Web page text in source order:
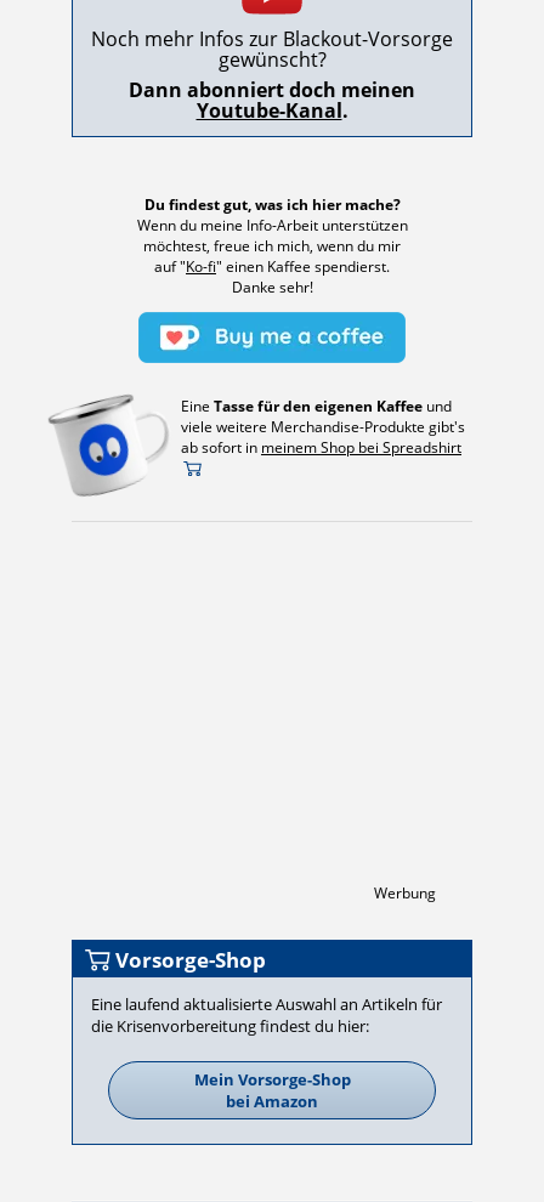
Noch mehr Infos zur Blackout-Vorsorge
gewünscht?
Dann abonniert doch meinen
Youtube-Kanal.
Du findest gut, was ich hier mache?
Wenn du meine Info-Arbeit unterstützen
möchtest, freue ich mich, wenn du mir
auf "Ko-fi" einen Kaffee spendierst.
Danke sehr!
Eine Tasse für den eigenen Kaffee und
viele weitere Merchandise-Produkte gibt's
ab sofort in meinem Shop bei Spreadshirt
Werbung
Vorsorge-Shop
Eine laufend aktualisierte Auswahl an Artikeln für
die Krisen­vor­be­rei­tung findest du hier:
Mein Vorsorge-Shop
bei Amazon